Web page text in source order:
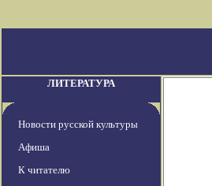
ЛИТЕРАТУРА
Новости русской культуры
Афиша
К читателю